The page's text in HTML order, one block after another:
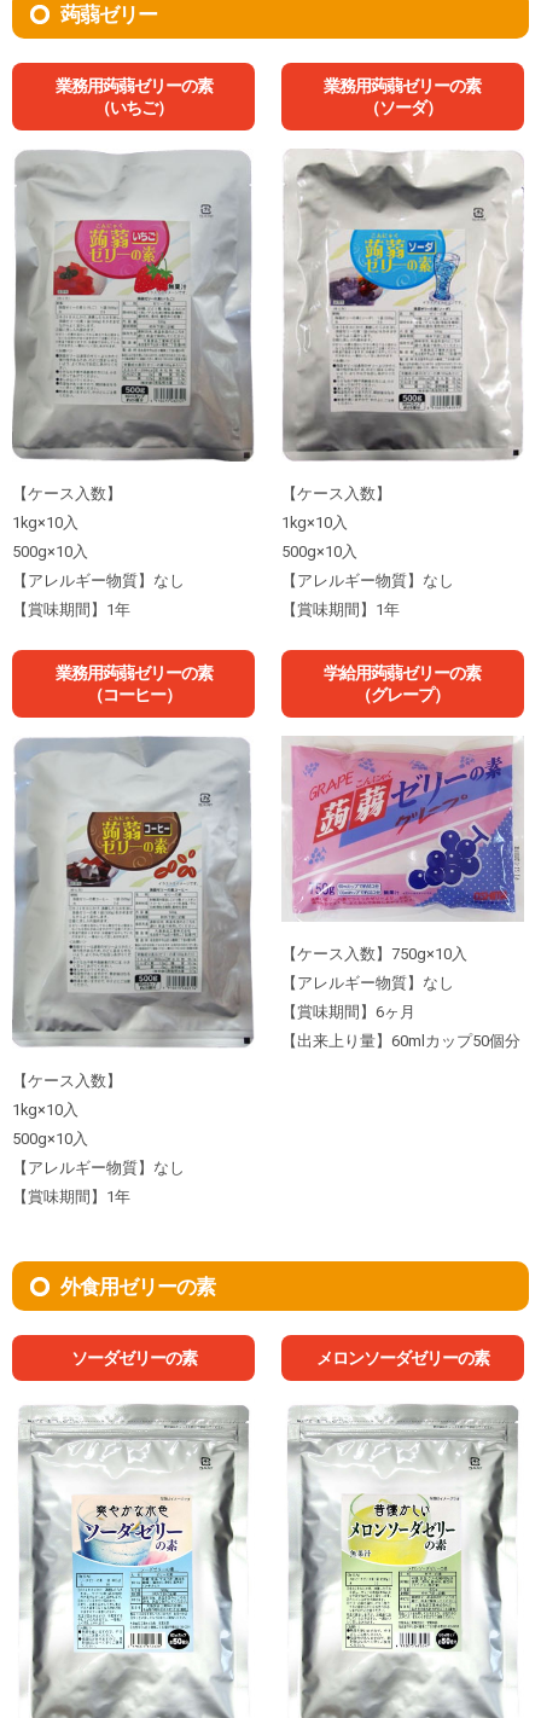
蒟蒻ゼリー
業務用蒟蒻ゼリーの素
（いちご）
【ケース入数】
1kg×10入
500g×10入
【アレルギー物質】なし
【賞味期間】1年
業務用蒟蒻ゼリーの素
（ソーダ）
【ケース入数】
1kg×10入
500g×10入
【アレルギー物質】なし
【賞味期間】1年
業務用蒟蒻ゼリーの素
（コーヒー）
【ケース入数】
1kg×10入
500g×10入
【アレルギー物質】なし
【賞味期間】1年
学給用蒟蒻ゼリーの素
（グレープ）
【ケース入数】750g×10入
【アレルギー物質】なし
【賞味期間】6ヶ月
【出来上り量】60mlカップ50個分
外食用ゼリーの素
ソーダゼリーの素 メロンソーダゼリーの素